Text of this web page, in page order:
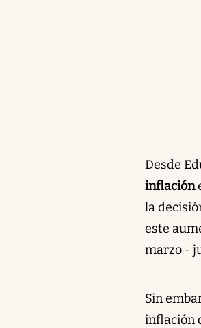
Desde
inflación
la
este
marzo -
Sin
inflación